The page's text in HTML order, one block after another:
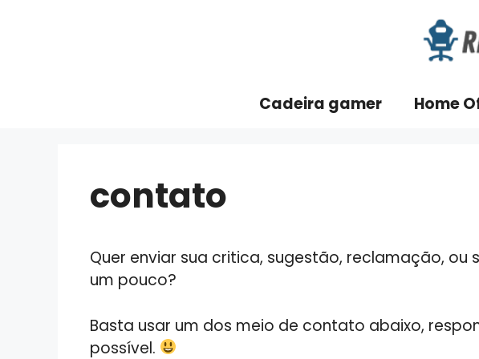
Cadeira gamer
Home
contato
Quer enviar sua critica, sugestão, reclamação, ou
um pouco?
Basta usar um dos meio de contato abaixo,
possível.